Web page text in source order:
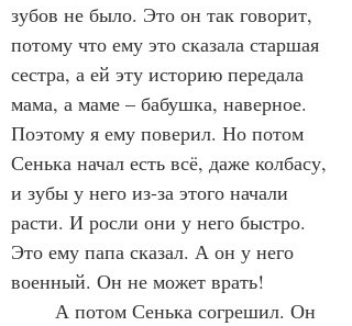
зубов не было. Это он так говорит,
потому что ему это сказала старшая
сестра, а ей эту историю передала
мама, а маме – бабушка, наверное.
Поэтому я ему поверил. Но потом
Сенька начал есть всё, даже колбасу,
и зубы у него из-за этого начали
расти. И росли они у него быстро.
Это ему папа сказал. А он у него
военный. Он не может врать!